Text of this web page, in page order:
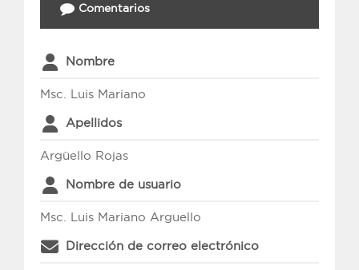
Comentarios
Nombre
Msc. Luis Mariano
Apellidos
Argüello Rojas
Nombre de usuario
Msc. Luis Mariano Arguello
Dirección de correo electrónico